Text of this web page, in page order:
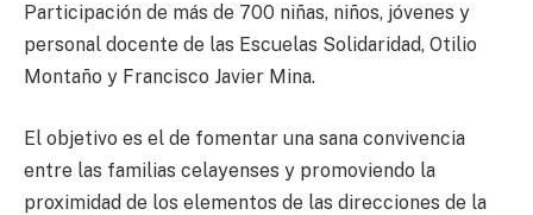
Participación de más de 700 niñas, niños, jóvenes y
personal docente de las Escuelas Solidaridad, Otilio
Montaño y Francisco Javier Mina.
El objetivo es el de fomentar una sana convivencia
entre las familias celayenses y promoviendo la
proximidad de los elementos de las direcciones de la